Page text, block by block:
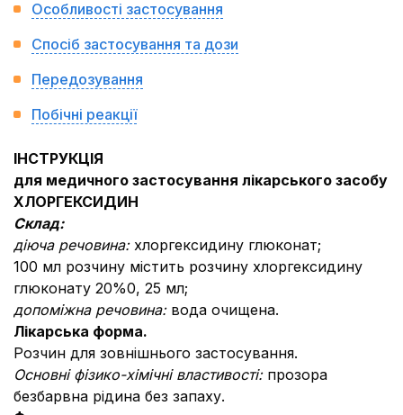
Особливості застосування
Спосіб застосування та дози
Передозування
Побічні реакції
ІНСТРУКЦІЯ
для медичного застосування лікарського засобу
ХЛОРГЕКСИДИН
Склад:
діюча речовина: хлоргексидину глюконат;
100 мл розчину міcтить розчину хлоргексидину
глюконату 20%0, 25 мл;
допоміжна речовина: вода очищена.
Лікарська форма.
Розчин для зовнішнього застосування.
Основні фізико-хімічні властивості: прозора
безбарвна рідина без запаху.